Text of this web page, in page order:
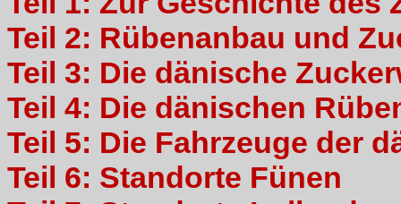
Teil 2: Rübenanbau und
Teil 3: Die dänische
Teil 4: Die dänischen
Teil 5: Die Fahrzeuge der
Teil 6: Standorte Fünen